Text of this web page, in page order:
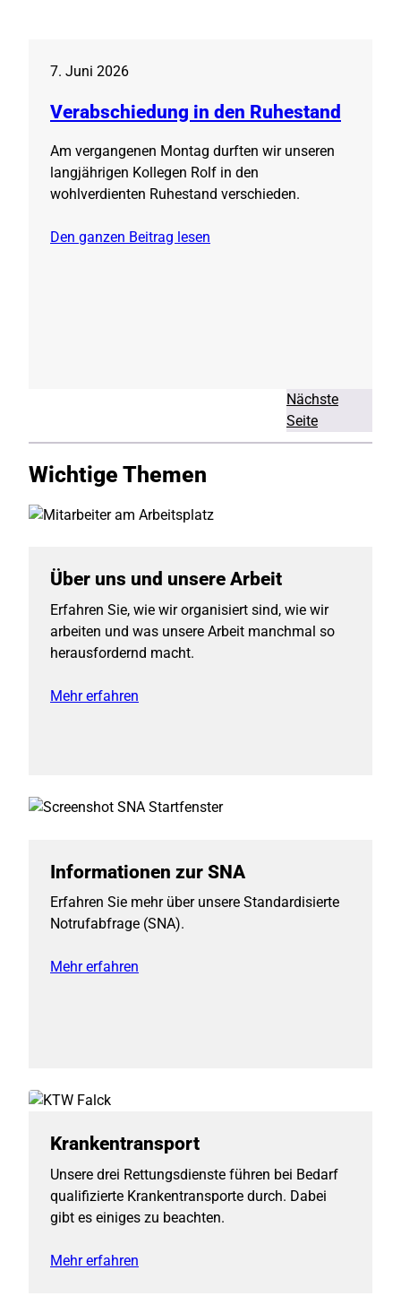
7. Juni 2026
Verabschiedung in den Ruhestand
Am vergangenen Montag durften wir unseren
langjährigen Kollegen Rolf in den
wohlverdienten Ruhestand verschieden.
Den ganzen Beitrag lesen
Nächste
Seite
Wichtige Themen
Über uns und unsere Arbeit
Erfahren Sie, wie wir organisiert sind, wie wir
arbeiten und was unsere Arbeit manchmal so
herausfordernd macht.
Mehr erfahren
Informationen zur SNA
Erfahren Sie mehr über unsere Standardisierte
Notrufabfrage (SNA).
Mehr erfahren
Krankentransport
Unsere drei Rettungsdienste führen bei Bedarf
qualifizierte Krankentransporte durch. Dabei
gibt es einiges zu beachten.
Mehr erfahren